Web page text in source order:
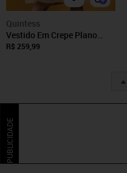
Quintess
Vestido Em Crepe Plano
Maquinetado Bege Quintess
R$ 259,99
PUBLICIDADE